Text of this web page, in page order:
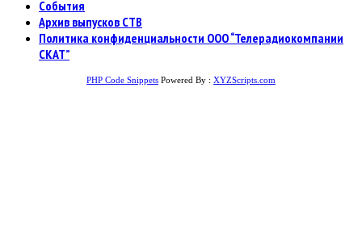
События
Архив выпусков СТВ
Политика конфиденциальности ООО “Телерадиокомпании
СКАТ”
PHP Code Snippets Powered By : XYZScripts.com